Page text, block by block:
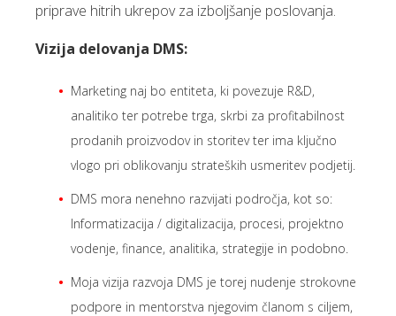
priprave hitrih ukrepov za izboljšanje poslovanja.
Vizija delovanja DMS:
Marketing naj bo entiteta, ki povezuje R&D,
analitiko ter potrebe trga, skrbi za profitabilnost
prodanih proizvodov in storitev ter ima ključno
vlogo pri oblikovanju strateških usmeritev podjetij.
DMS mora nenehno razvijati področja, kot so:
Informatizacija / digitalizacija, procesi, projektno
vodenje, finance, analitika, strategije in podobno.
Moja vizija razvoja DMS je torej nudenje strokovne
podpore in mentorstva njegovim članom s ciljem,